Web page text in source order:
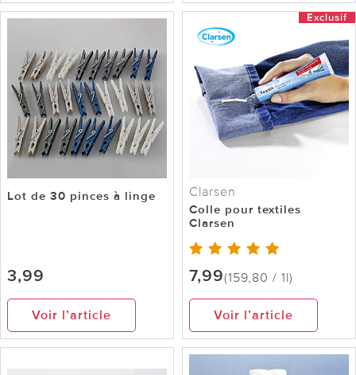
Lot de 30 pinces à linge
3,99
Voir l’article
Exclusif
Clarsen
Colle pour textiles
Clarsen
7,99(159,80 / 1l)
Voir l’article